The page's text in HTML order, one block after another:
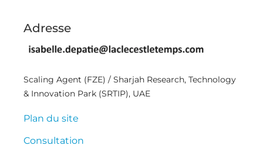
Adresse
Scaling Agent (FZE) / Sharjah Research, Technology
& Innovation Park (SRTIP), UAE
Plan du site
Consultation